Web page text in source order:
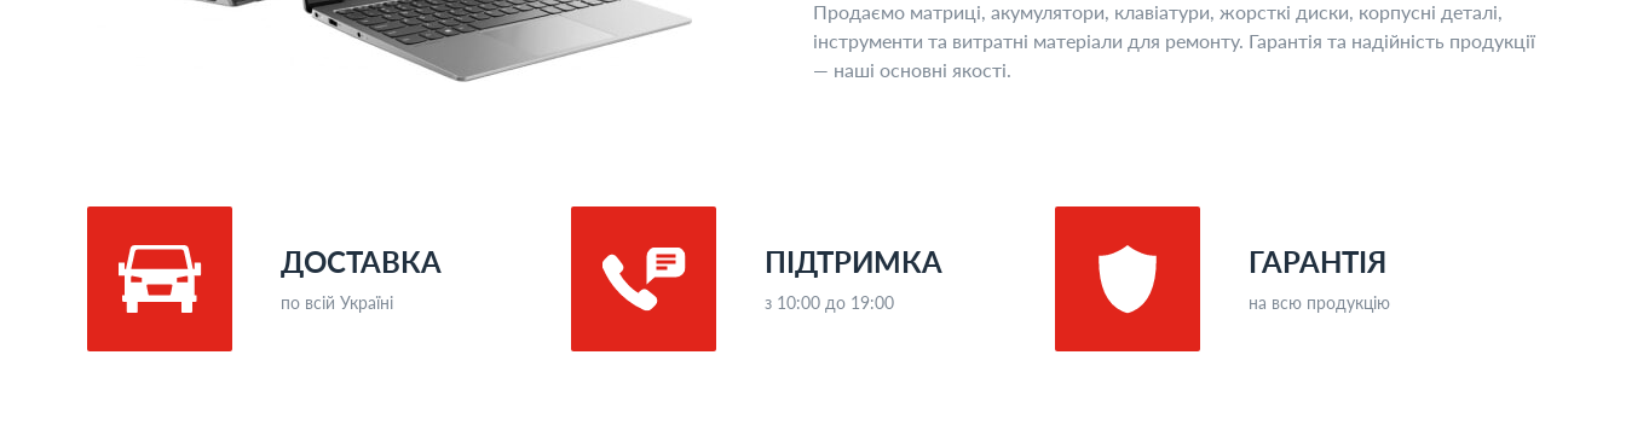
Продаємо матриці, акумулятори, клавіатури, жорсткі диски, корпусні деталі,
інструменти та витратні матеріали для ремонту. Гарантія та надійність продукції
— наші основні якості.
ДОСТАВКА
по всій Україні
ПІДТРИМКА
з 10:00 до 19:00
ГАРАНТІЯ
на всю продукцію